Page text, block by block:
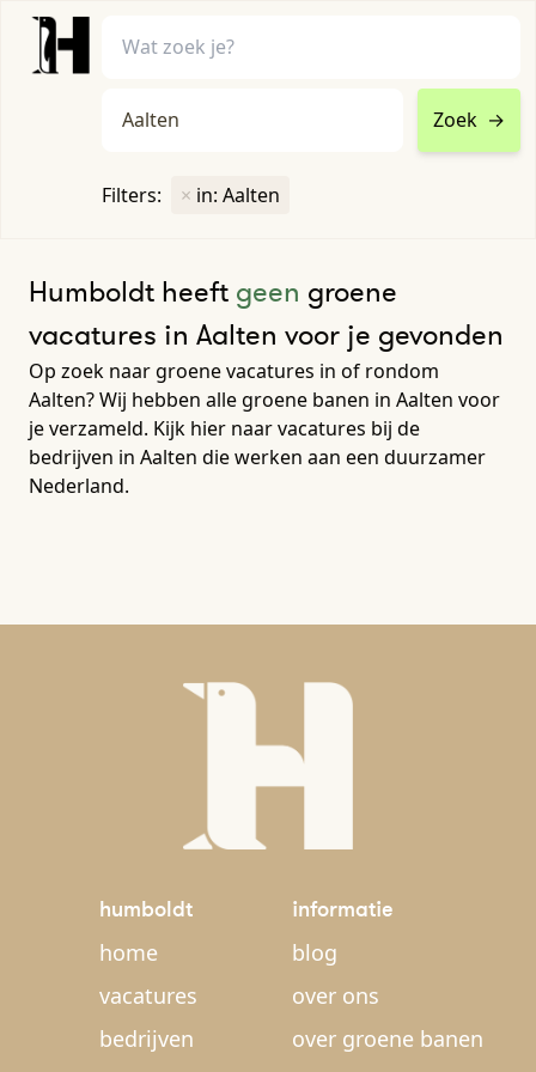
Zoek →
Filters: × in: Aalten
Humboldt heeft geen groene
vacatures in Aalten voor je gevonden
Op zoek naar groene vacatures in of rondom
Aalten? Wij hebben alle groene banen in Aalten voor
je verzameld. Kijk hier naar vacatures bij de
bedrijven in Aalten die werken aan een duurzamer
Nederland.
humboldt
home
vacatures
bedrijven
informatie
blog
over ons
over groene banen